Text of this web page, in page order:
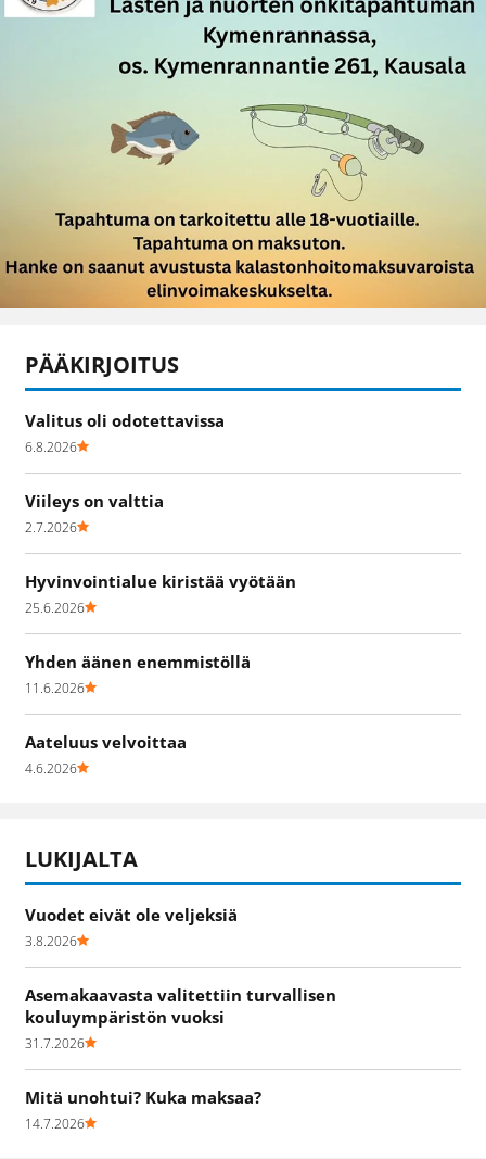
PÄÄKIRJOITUS
Valitus oli odotettavissa
6.8.2026
Viileys on valttia
2.7.2026
Hyvinvointialue kiristää vyötään
25.6.2026
Yhden äänen enemmistöllä
11.6.2026
Aateluus velvoittaa
4.6.2026
LUKIJALTA
Vuodet eivät ole veljeksiä
3.8.2026
Asemakaavasta valitettiin turvallisen
kouluympäristön vuoksi
31.7.2026
Mitä unohtui? Kuka maksaa?
14.7.2026